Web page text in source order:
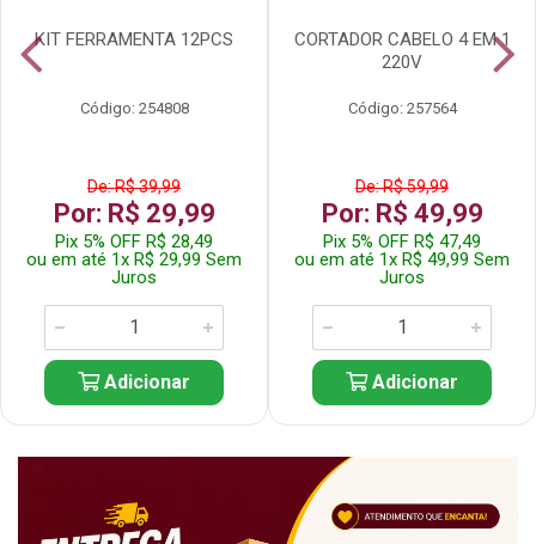
KIT FERRAMENTA 12PCS
Código: 254808
De: R$ 39,99
Por: R$ 29,99
Pix 5% OFF R$ 28,49
ou em até 1x R$ 29,99 Sem
Juros
Adicionar
CORTADOR CABELO 4 EM 1
220V
Código: 257564
De: R$ 59,99
Por: R$ 49,99
Pix 5% OFF R$ 47,49
ou em até 1x R$ 49,99 Sem
Juros
Adicionar